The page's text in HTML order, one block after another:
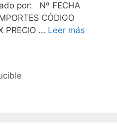
por: Nº FECHA
CÓDIGO
PRECIO … Leer más